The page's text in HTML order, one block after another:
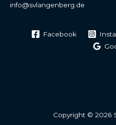
info@svlangenberg.de
Facebook
Copyright © 2026